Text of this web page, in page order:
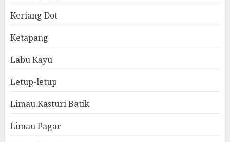
Keriang Dot
Ketapang
Labu Kayu
Letup-letup
Limau Kasturi Batik
Limau Pagar